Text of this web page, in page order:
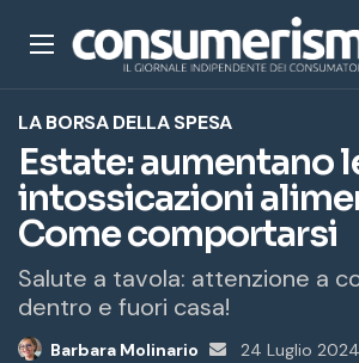
Menu
LA BORSA DELLA SPESA
Estate: aumentano
intossicazioni
Come comportarsi
Salute a tavola: attenzione a
dentro e fuori casa!
Barbara Molinario
Invia
24 Luglio 2024